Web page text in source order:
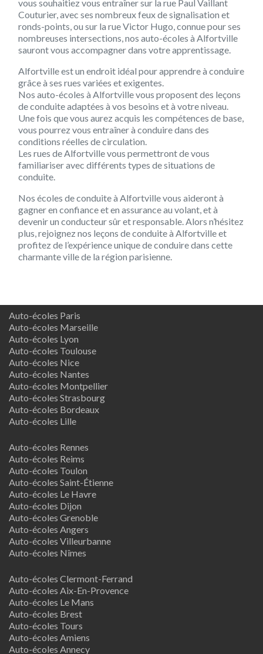
vous souhaitiez vous entraîner sur la rue Paul Vaillant
Couturier, avec ses nombreux feux de signalisation et
ronds-points, ou sur la rue Victor Hugo, connue pour ses
nombreuses intersections, nos auto-écoles à Alfortville
sauront vous accompagner dans votre apprentissage.
Alfortville est un endroit idéal pour apprendre à conduire
grâce à ses rues variées et exigentes.
Nos auto-écoles à Alfortville vous proposent des leçons
de conduite adaptées à vos besoins et à votre niveau.
Une fois que vous aurez acquis les compétences de base,
vous pourrez vous entraîner à conduire dans des
conditions réelles de circulation.
Les rues de Alfortville vous permettront de vous
familiariser avec différents types de situations de
conduite.
Nos écoles de conduite à Alfortville vous aideront à
gagner en confiance et en assurance au volant, et à
devenir un conducteur sûr et responsable. Alors n’hésitez
plus, rejoignez nos leçons de conduite à Alfortville et
profitez de l’expérience unique de conduire dans cette
charmante ville de la région parisienne.
Auto-écoles Paris
Auto-écoles Marseille
Auto-écoles Lyon
Auto-écoles Toulouse
Auto-écoles Nice
Auto-écoles Nantes
Auto-écoles Montpellier
Auto-écoles Strasbourg
Auto-écoles Bordeaux
Auto-écoles Lille
Auto-écoles Rennes
Auto-écoles Reims
Auto-écoles Toulon
Auto-écoles Saint-Étienne
Auto-écoles Le Havre
Auto-écoles Dijon
Auto-écoles Grenoble
Auto-écoles Angers
Auto-écoles Villeurbanne
Auto-écoles Nîmes
Auto-écoles Clermont-Ferrand
Auto-écoles Aix-En-Provence
Auto-écoles Le Mans
Auto-écoles Brest
Auto-écoles Tours
Auto-écoles Amiens
Auto-écoles Annecy